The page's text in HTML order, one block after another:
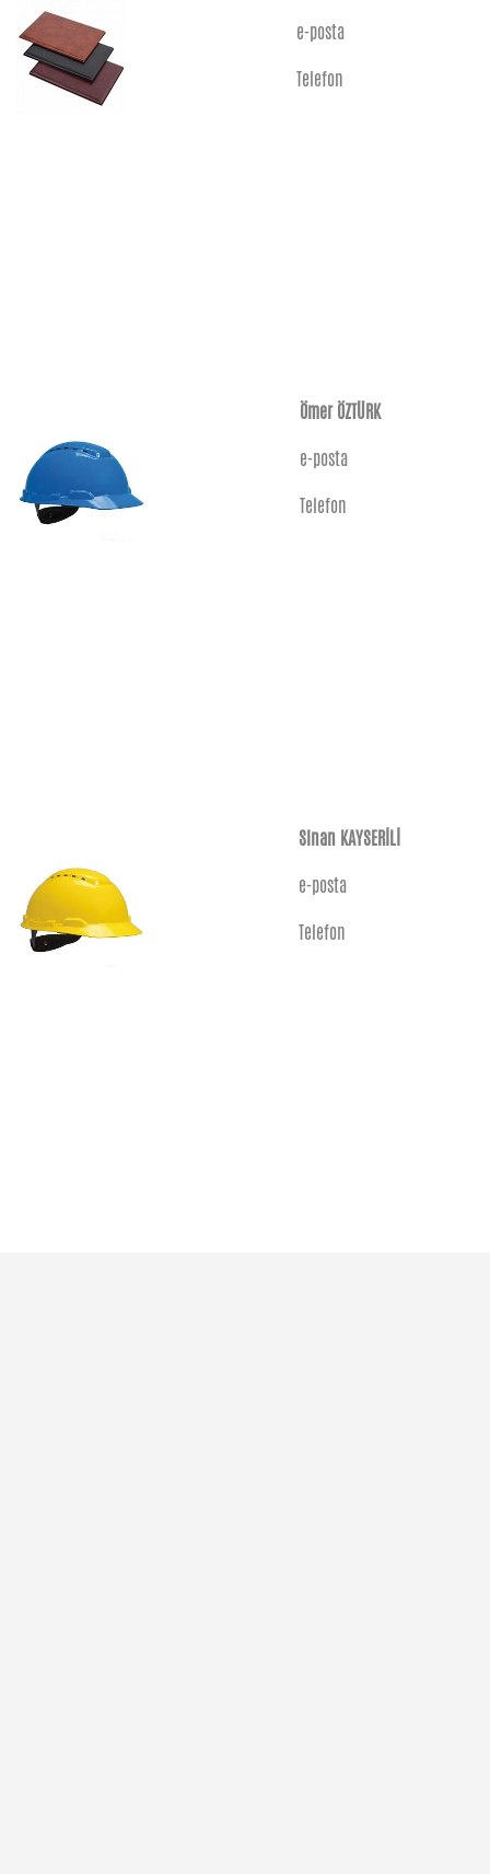
e-posta
Telefon
Ömer ÖZTÜRK
e-posta
Telefon
Sinan KAYSERİLİ
e-posta
Telefon